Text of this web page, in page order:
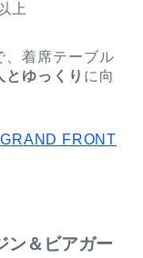
上
、着席テーブル
とゆっくり に向
FRONT
ン＆ビアガー